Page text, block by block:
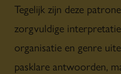
Tegelijk zijn deze
zorgvuldige
organisatie en genre
pasklare antwoorden,